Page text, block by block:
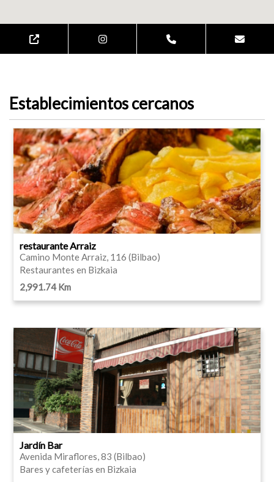
Establecimientos cercanos
restaurante Arraiz
Camino Monte Arraiz, 116 (Bilbao)
Restaurantes en Bizkaia
2,991.74 Km
Jardín Bar
Avenida Miraflores, 83 (Bilbao)
Bares y cafeterías en Bizkaia